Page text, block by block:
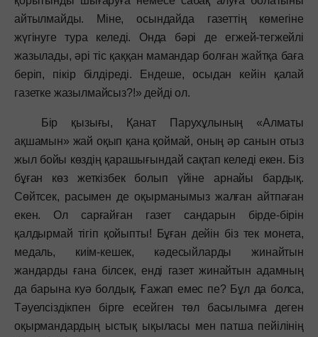
айтылмайды. Міне, осындайда газеттің көмегіне
жүгінуге тура келеді. Онда бәрі де егжей-тегжейлі
жазылады, әрі тіс қаққан мамандар болған жайтқа баға
беріп, пікір білдіреді. Ендеше, осыдан кейін қалай
газетке жазылмайсыз?!» дейді ол.
Бір қызығы, Қанат Парухұлының «Алматы
ақшамын» жай оқып қана қоймай, оның әр санын отыз
жыл бойы көздің қарашығындай сақтап келеді екен. Біз
бұған көз жеткізбек болып үйіне арнайы бардық.
Сөйтсек, расымен де оқырманымыз жалған айтпаған
екен. Ол сарғайған газет сандарын бірде-бірін
қалдырмай тігіп қойыпты! Бұған дейін біз тек монета,
медаль, киім-кешек, кәдесыйларды жинайтын
жандарды ғана білсек, енді газет жинайтын адамның
да барына куә болдық. Ғажап емес пе? Бұл да болса,
Тәуелсіздікпен бірге есейген төл басылымға деген
оқырмандардың ыстық ықыласы мен патша пейілінің